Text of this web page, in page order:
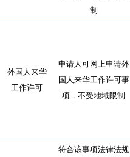
制
外国人来华
工作许可
申请人可网上申请外
国人来华工作许可事
项，不受地域限制
符合该事项法律法规